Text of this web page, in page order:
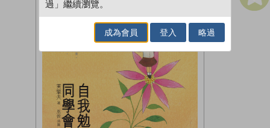
過」繼續瀏覽。
成為會員 登入 略過